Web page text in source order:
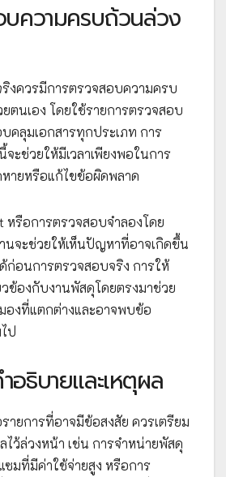
บความครบถ้วนล่วง
งควรมีการตรวจสอบความครบ
ตนเอง โดยใช้รายการตรวจสอบ
คลุมเอกสารทุกประเภท การ
ะช่วยให้มีเวลาเพียงพอในการ
ายหรือแก้ไขข้อผิดพลาด
หรือการตรวจสอบจำลองโดย
นจะช่วยให้เห็นปัญหาที่อาจเกิดขึ้น
ก่อนการตรวจสอบจริง การให้
ข้องกับงานพัสดุโดยตรงมาช่วย
องที่แตกต่างและอาจพบข้อ
ป
อธิบายและเหตุผล
ายการที่อาจมีข้อสงสัย ควรเตรียม
ไว้ล่วงหน้า เช่น การจำหน่ายพัสดุ
มที่มีค่าใช้จ่ายสูง หรือการ